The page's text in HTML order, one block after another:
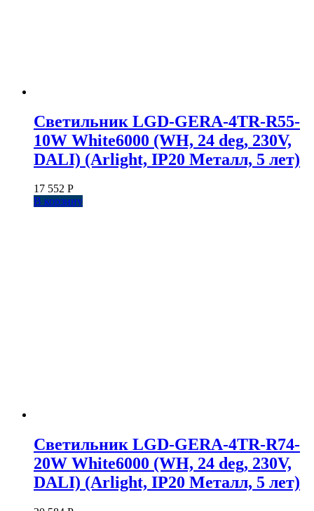
Светильник LGD-GERA-4TR-R55-
10W White6000 (WH, 24 deg, 230V,
DALI) (Arlight, IP20 Металл, 5 лет)
17 552 Р
В корзину
Светильник LGD-GERA-4TR-R74-
20W White6000 (WH, 24 deg, 230V,
DALI) (Arlight, IP20 Металл, 5 лет)